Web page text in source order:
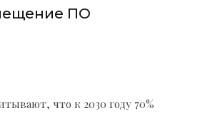
ПО
что к 2030 году 70%